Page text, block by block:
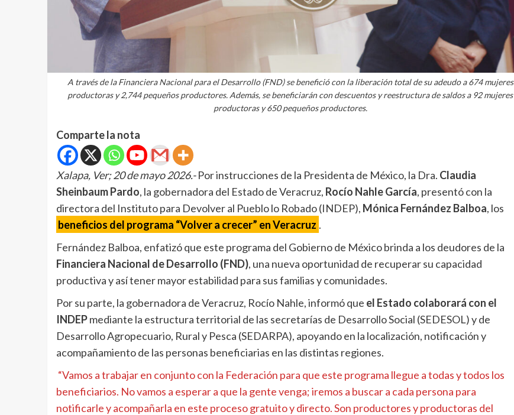
A través de la Financiera Nacional para el Desarrollo (FND) se benefició con la liberación total de su adeudo a 674 mujeres
productoras y 2,744 pequeños productores. Además, se beneficiarán con descuentos y reestructura de saldos a 92 mujeres
productoras y 650 pequeños productores.
Comparte la nota
Xalapa, Ver; 20 de mayo 2026.-Por instrucciones de la Presidenta de México, la Dra. Claudia
Sheinbaum Pardo, la gobernadora del Estado de Veracruz, Rocío Nahle García, presentó con la
directora del Instituto para Devolver al Pueblo lo Robado (INDEP), Mónica Fernández Balboa, los
beneficios del programa “Volver a crecer” en Veracruz .
Fernández Balboa, enfatizó que este programa del Gobierno de México brinda a los deudores de la
Financiera Nacional de Desarrollo (FND), una nueva oportunidad de recuperar su capacidad
productiva y así tener mayor estabilidad para sus familias y comunidades.
Por su parte, la gobernadora de Veracruz, Rocío Nahle, informó que el Estado colaborará con el
INDEPmediante la estructura territorial de las secretarías de Desarrollo Social (SEDESOL) y de
Desarrollo Agropecuario, Rural y Pesca (SEDARPA), apoyando en la localización, notificación y
acompañamiento de las personas beneficiarias en las distintas regiones.
“Vamos a trabajar en conjunto con la Federación para que este programa llegue a todas y todos los
beneficiarios. No vamos a esperar a que la gente venga; iremos a buscar a cada persona para
notificarle y acompañarla en este proceso gratuito y directo. Son productores y productoras del